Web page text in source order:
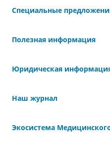
Специальные
Полезная информация
Юридическая
Наш журнал
Экосистема